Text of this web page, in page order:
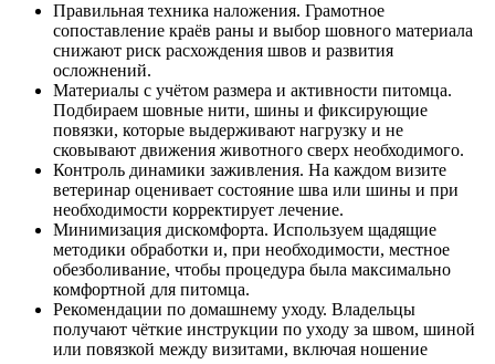
Правильная техника наложения. Грамотное
сопоставление краёв раны и выбор шовного материала
снижают риск расхождения швов и развития
осложнений.
Материалы с учётом размера и активности питомца.
Подбираем шовные нити, шины и фиксирующие
повязки, которые выдерживают нагрузку и не
сковывают движения животного сверх необходимого.
Контроль динамики заживления. На каждом визите
ветеринар оценивает состояние шва или шины и при
необходимости корректирует лечение.
Минимизация дискомфорта. Используем щадящие
методики обработки и, при необходимости, местное
обезболивание, чтобы процедура была максимально
комфортной для питомца.
Рекомендации по домашнему уходу. Владельцы
получают чёткие инструкции по уходу за швом, шиной
или повязкой между визитами, включая ношение